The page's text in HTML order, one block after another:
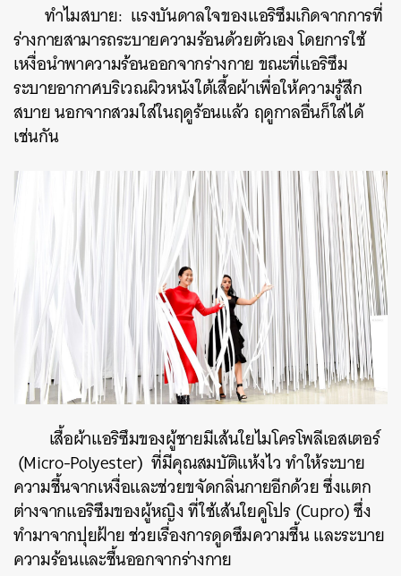
ทำไมสบาย: แรงบันดาลใจของแอริซึมเกิดจากการที่
ร่างกายสามารถระบายความร้อนด้วยตัวเอง โดยการใช้
เหงื่อนำพาความร้อนออกจากร่างกาย ขณะที่แอริซึม
ระบายอากาศบริเวณผิวหนังใต้เสื้อผ้าเพื่อให้ความรู้สึก
สบาย นอกจากสวมใส่ในฤดูร้อนแล้ว ฤดูกาลอื่นก็ใส่ได้
เช่นกัน
เสื้อผ้าแอริซึมของผู้ชายมีเส้นใยไมโครโพลีเอสเตอร์
(Micro-Polyester) ที่มีคุณสมบัติแห้งไว ทำให้ระบาย
ความชื้นจากเหงื่อและช่วยขจัดกลิ่นกายอีกด้วย ซึ่งแตก
ต่างจากแอริซึมของผู้หญิง ที่ใช้เส้นใยคูโปร (Cupro) ซึ่ง
ทำมาจากปุยฝ้าย ช่วยเรื่องการดูดซึมความชื้น และระบาย
ความร้อนและชื้นออกจากร่างกาย